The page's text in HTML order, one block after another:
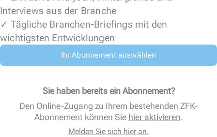
Interviews aus der Branche
✓ Tägliche Branchen-Briefings mit den
wichtigsten Entwicklungen
Ihr Abonnement auswählen
Sie haben bereits ein Abonnement?
Den Online-Zugang zu Ihrem bestehenden ZFK-
Abonnement können Sie hier aktivieren.
Melden Sie sich hier an.